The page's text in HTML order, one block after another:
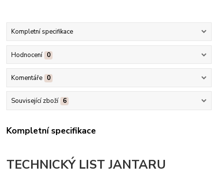
Kompletní specifikace
Hodnocení 0
Komentáře 0
Související zboží 6
Kompletní specifikace
TECHNICKÝ LIST JANTARU